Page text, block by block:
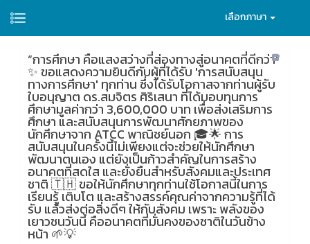
เลือกภาษา
“การศึกษา คือแสงสว่างที่ส่องทางสู่อนาคตที่ดีกว่า”
✨ ขอแสดงความยินดีกับผู้ที่ได้รับ 'การสนับสนุน
ทางการศึกษา' ทุกท่าน ซึ่งได้รับโอกาสจากท่านผู้รับ
ใบอนุญาต ดร.สมจิตร ศิริเสนา ที่ได้มอบทุนการ
ศึกษามูลค่ากว่า 3,600,000 บาท เพื่อส่งเสริมการ
ศึกษา และสนับสนุนการพัฒนาศักยภาพของ
นักศึกษาจาก ATCC พาณิชย์นอก 🎓🌟 การ
สนับสนุนในครั้งนี้ไม่เพียงแต่จะช่วยให้นักศึกษา
พัฒนาตนเอง แต่ยังเป็นก้าวสำคัญในการสร้าง
อนาคตที่สดใส และยั่งยืนสำหรับสังคมและประเทศ
ชาติ 🇹🇭 ขอให้นักศึกษาทุกท่านใช้โอกาสนี้ในการ
เรียนรู้ เติบโต และสร้างสรรค์คุณค่าจากความรู้ที่ได้
รับ แล้วส่งต่อสิ่งดีๆ ให้กับสังคม เพราะ พลังของ
เยาวชนวันนี้ คืออนาคตที่มั่นคงของชาติในวันข้าง
หน้า 🌱💡